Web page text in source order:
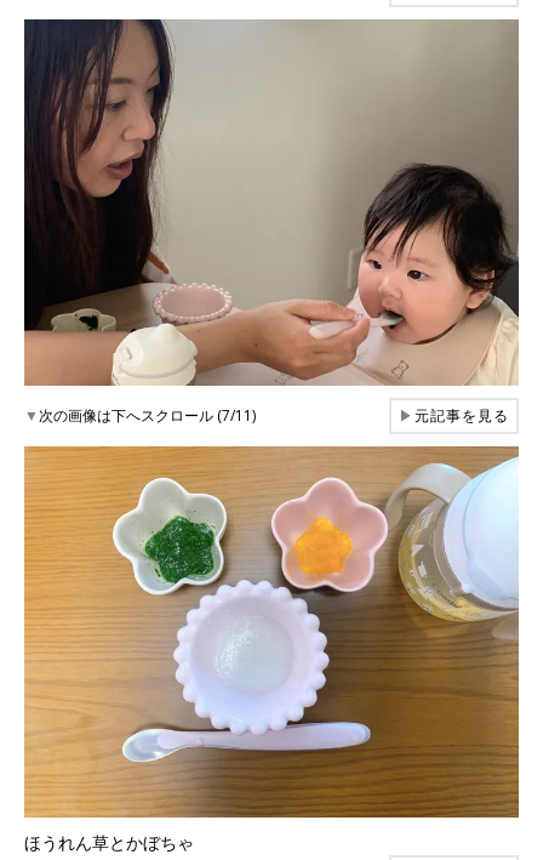
▼次の画像は下へスクロール (7/11) ▶元記事を見る
ほうれん草とかぼちゃ